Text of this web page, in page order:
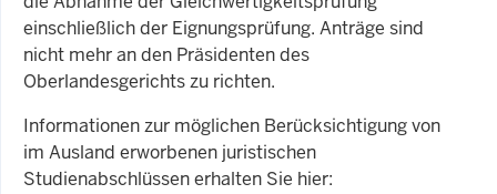
einschließlich der Eignungsprüfung. Anträge sind
nicht mehr an den Präsidenten des
Oberlandesgerichts zu richten.
Informationen zur möglichen Berücksichtigung von
im Ausland erworbenen juristischen
Studienabschlüssen erhalten Sie hier: